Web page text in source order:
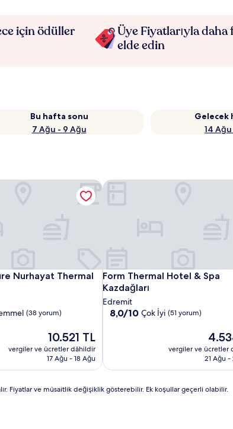
için ödüller
Üye Fiyatlarıyla daha
elde edin
Bu hafta sonu
7 Ağu - 9 Ağu
Gelecek
14
Nurhayat Thermal
Nurhayat Thermal Resort&Spa
(38 yorum)
Güncel
fiyat:
10.521 TL
10.521 TL
vergiler ve ücretler dâhildir
17 Ağu - 18 Ağu
Nurhayat Thermal Resort&Spa
Form Thermal Hotel & Spa
Kazdağları
Form Thermal Hotel & Spa
Edremit
10
8,0/10 Çok İyi (51 yorum)
fiyat:
4.534
vergiler ve ücretler
21 Ağu -
Form Thermal Hotel & Spa
Fiyatlar ve müsaitlik değişiklik gösterebilir. Ek koşullar geçerli olabilir.